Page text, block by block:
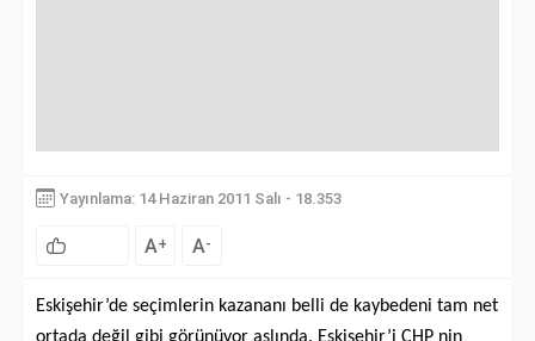
Yayınlama: 14 Haziran 2011 Salı - 18.353
A+ A-
Eskişehir’de seçimlerin kazananı belli de kaybedeni tam net